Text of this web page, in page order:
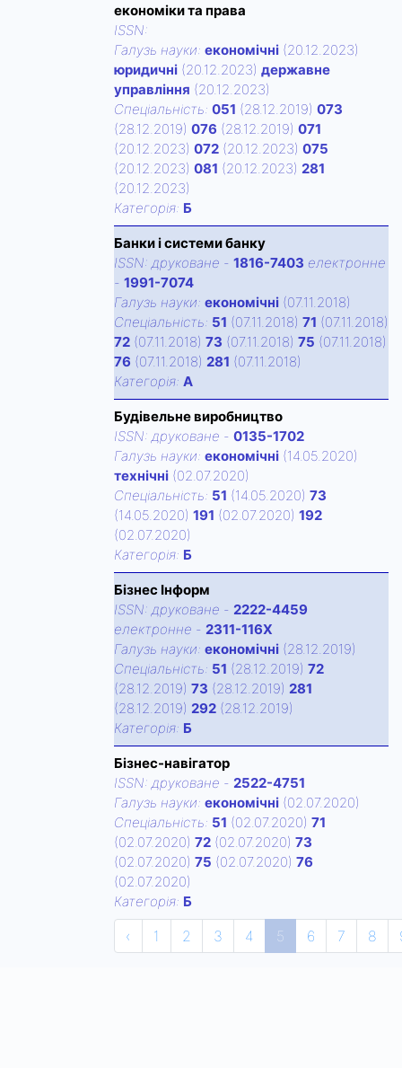
економіки та права
ISSN:
Галузь науки: економічні (20.12.2023)
юридичні (20.12.2023) державне
управління (20.12.2023)
Спецiальнiсть: 051 (28.12.2019) 073
(28.12.2019) 076 (28.12.2019) 071
(20.12.2023) 072 (20.12.2023) 075
(20.12.2023) 081 (20.12.2023) 281
(20.12.2023)
Категорiя: Б
Банки і системи банку
ISSN: друковане - 1816-7403 електронне
- 1991-7074
Галузь науки: економічні (07.11.2018)
Спецiальнiсть: 51 (07.11.2018) 71 (07.11.2018)
72 (07.11.2018) 73 (07.11.2018) 75 (07.11.2018)
76 (07.11.2018) 281 (07.11.2018)
Категорiя: А
Будівельне виробництво
ISSN: друковане - 0135-1702
Галузь науки: економічні (14.05.2020)
технічні (02.07.2020)
Спецiальнiсть: 51 (14.05.2020) 73
(14.05.2020) 191 (02.07.2020) 192
(02.07.2020)
Категорiя: Б
Бізнес Інформ
ISSN: друковане - 2222-4459
електронне - 2311-116X
Галузь науки: економічні (28.12.2019)
Спецiальнiсть: 51 (28.12.2019) 72
(28.12.2019) 73 (28.12.2019) 281
(28.12.2019) 292 (28.12.2019)
Категорiя: Б
Бізнес-навігатор
ISSN: друковане - 2522-4751
Галузь науки: економічні (02.07.2020)
Спецiальнiсть: 51 (02.07.2020) 71
(02.07.2020) 72 (02.07.2020) 73
(02.07.2020) 75 (02.07.2020) 76
(02.07.2020)
Категорiя: Б
‹ 1 2 3 4 5 6 7 8